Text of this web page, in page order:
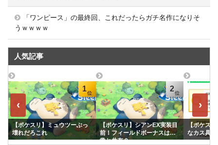
「ワンピース」の最終回、これだったらガチ名作になりそ
うｗｗｗｗ
人気記事
‹
1
【ポケスリ】ミュウツーぶっ
壊れだろこれ
2
【ポケスリ】シアンEX実装目
前！フィールドボーナスは通
常と共有？
【ポケス
なカス具合
›